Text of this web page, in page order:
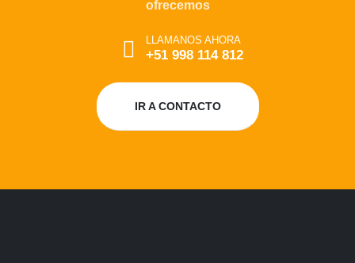
ofrecemos
LLAMANOS AHORA
+51 998 114 812
IR A CONTACTO